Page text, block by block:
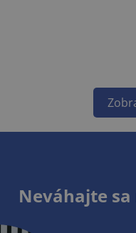
Neváhajte